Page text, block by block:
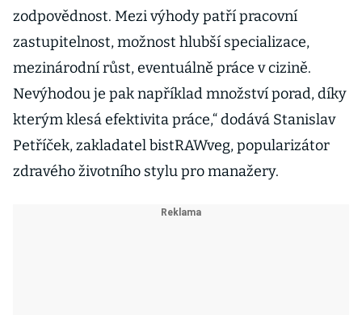
zodpovědnost. Mezi výhody patří pracovní
zastupitelnost, možnost hlubší specializace,
mezinárodní růst, eventuálně práce v cizině.
Nevýhodou je pak například množství porad, díky
kterým klesá efektivita práce,“ dodává Stanislav
Petříček, zakladatel bistRAWveg, popularizátor
zdravého životního stylu pro manažery.